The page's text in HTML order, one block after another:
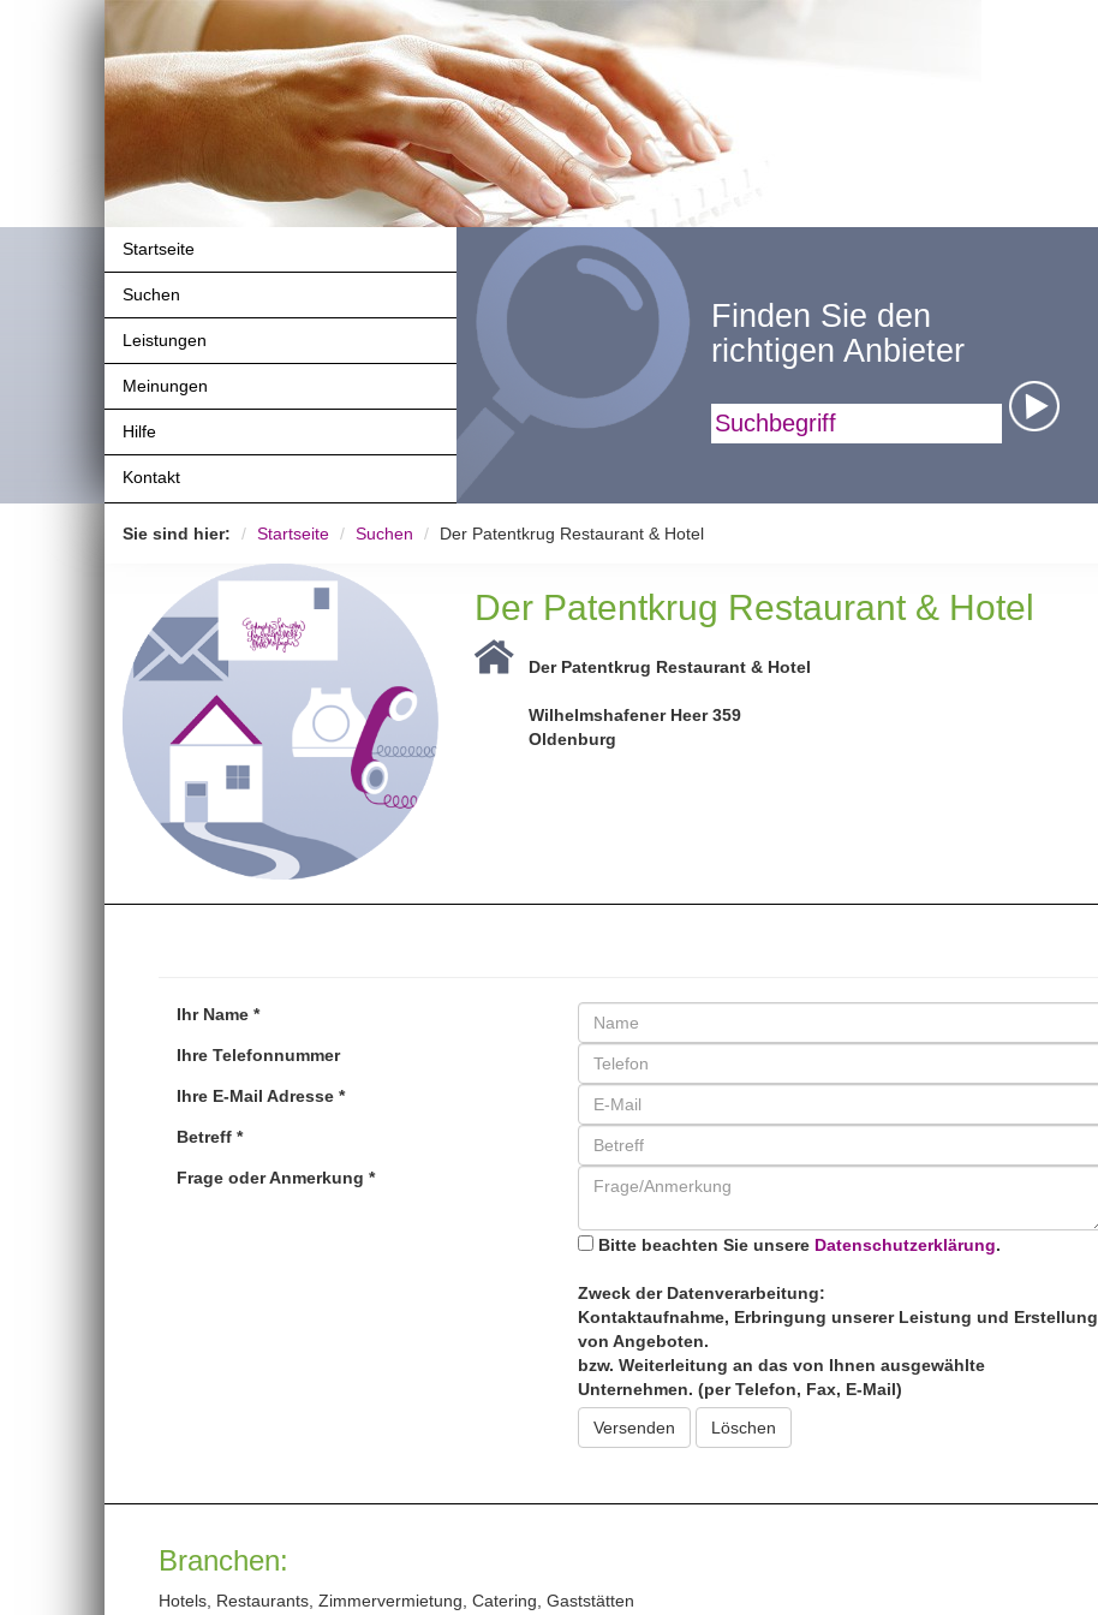
Startseite
Suchen
Leistungen
Meinungen
Hilfe
Kontakt
Finden Sie den
richtigen Anbieter
Sie sind hier: Startseite Suchen Der Patentkrug Restaurant & Hotel
Der Patentkrug Restaurant & Hotel
Der Patentkrug Restaurant & Hotel
Wilhelmshafener Heer 359
Oldenburg
Ihr Name *
Ihre Telefonnummer
Ihre E-Mail Adresse *
Betreff *
Frage oder Anmerkung *
Bitte beachten Sie unsere Datenschutzerklärung.
Zweck der Datenverarbeitung:
Kontaktaufnahme, Erbringung unserer Leistung und Erstellung
von Angeboten.
bzw. Weiterleitung an das von Ihnen ausgewählte
Unternehmen. (per Telefon, Fax, E-Mail)
Versenden
Branchen:
Hotels, Restaurants, Zimmervermietung, Catering, Gaststätten